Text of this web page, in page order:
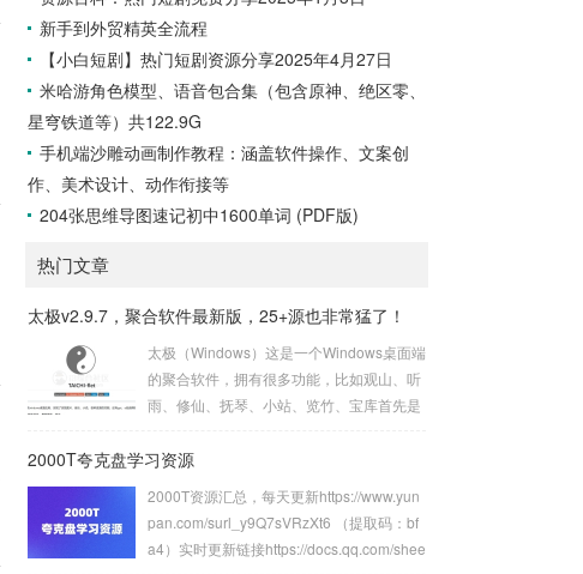
新手到外贸精英全流程
【小白短剧】热门短剧资源分享2025年4月27日
米哈游角色模型、语音包合集（包含原神、绝区零、
星穹铁道等）共122.9G
手机端沙雕动画制作教程：涵盖软件操作、文案创
作、美术设计、动作衔接等
204张思维导图速记初中1600单词 (PDF版)
热门文章
太极v2.9.7，聚合软件最新版，25+源也非常猛了！
太极（Windows）这是一个Windows桌面端
的聚合软件，拥有很多功能，比如观山、听
雨、修仙、抚琴、小站、览竹、宝库首先是
姐美图，现在不仅有小姐姐壁纸，还有UnS
的版本不仅支持下载，还可以一键设置成壁
纸，非常方便。再来看听雨板块，其实就是
音悦播放模块，早期的太极只能简单播放，
2000T夸克盘学习资源
2000T资源汇总，每天更新https://www.yun
pan.com/surl_y9Q7sVRzXt6 （提取码：bf
a4）实时更新链接https://docs.qq.com/shee